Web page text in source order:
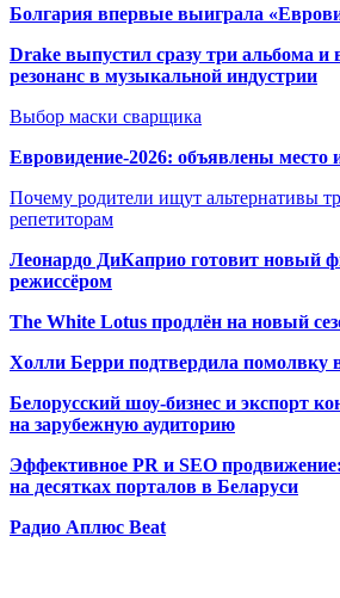
Болгария впервые выиграла
Drake выпустил сразу три альбома и
резонанс в музыкальной индустрии
Выбор маски сварщика
Евровидение-2026: объявлены место
Почему родители ищут альтернативы
репетиторам
Леонардо ДиКаприо готовит новый
режиссёром
The White Lotus продлён на новый
Холли Берри подтвердила помолвку
Белорусский шоу-бизнес и экспорт
на зарубежную аудиторию
Эффективное PR и SEO продвижение:
на десятках порталов в Беларуси
Радио Аплюс Beat